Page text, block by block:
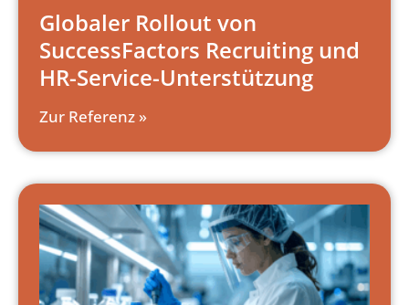
Globaler Rollout von
SuccessFactors Recruiting und
HR-Service-Unterstützung
Zur Referenz »